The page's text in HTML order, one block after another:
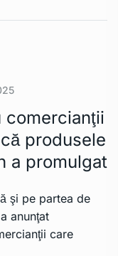
comercianţii
produsele
a promulgat
şi pe partea de
anunţat
care